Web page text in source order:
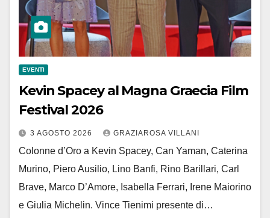
EVENTI
Kevin Spacey al Magna Graecia Film
Festival 2026
3 AGOSTO 2026 GRAZIAROSA VILLANI
Colonne d’Oro a Kevin Spacey, Can Yaman, Caterina
Murino, Piero Ausilio, Lino Banfi, Rino Barillari, Carl
Brave, Marco D’Amore, Isabella Ferrari, Irene Maiorino
e Giulia Michelin. Vince Tienimi presente di…